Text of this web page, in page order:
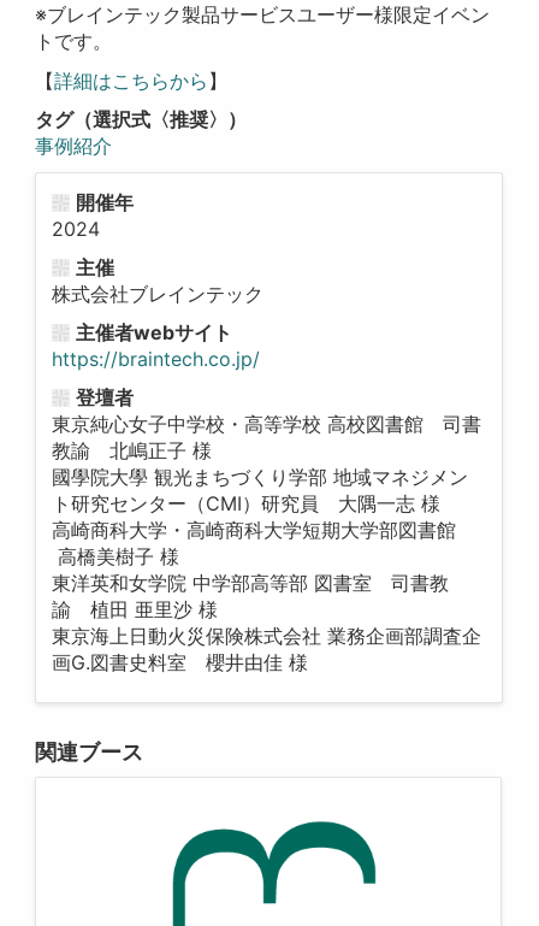
※ブレインテック製品サービスユーザー様限定イベン
トです。
【詳細はこちらから 】
タグ（選択式〈推奨〉）
事例紹介
開催年
2024
主催
株式会社ブレインテック
主催者webサイト
https://braintech.co.jp/
登壇者
東京純心女子中学校・高等学校 高校図書館 司書
教諭 北嶋正子 様
國學院大學 観光まちづくり学部 地域マネジメン
ト研究センター（CMI）研究員 大隅一志 様
高崎商科大学・高崎商科大学短期大学部図書館
高橋美樹子 様
東洋英和女学院 中学部高等部 図書室 司書教
諭 植田 亜里沙 様
東京海上日動火災保険株式会社 業務企画部調査企
画G.図書史料室 櫻井由佳 様
関連ブース